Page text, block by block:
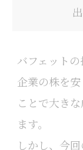
バフェット
企業の株を
ことで大き
ます。
しかし、今